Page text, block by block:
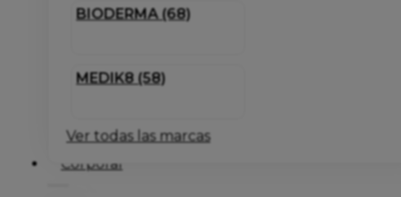
BIODERMA (68)
MEDIK8 (58)
Ver todas las marcas
Corporal